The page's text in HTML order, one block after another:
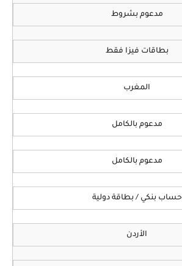
مدعوم بشروط
بطاقات فيزا فقط
المغرب
مدعوم بالكامل
مدعوم بالكامل
حساب بنكي / بطاقة دولية
الأردن